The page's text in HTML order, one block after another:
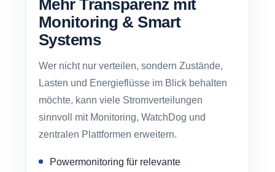
Mehr Transparenz mit
Monitoring & Smart
Systems
Wer nicht nur verteilen, sondern Zustände,
Lasten und Energieflüsse im Blick behalten
möchte, kann viele Stromverteilungen
sinnvoll mit Monitoring, WatchDog und
zentralen Plattformen erweitern.
Powermonitoring für relevante